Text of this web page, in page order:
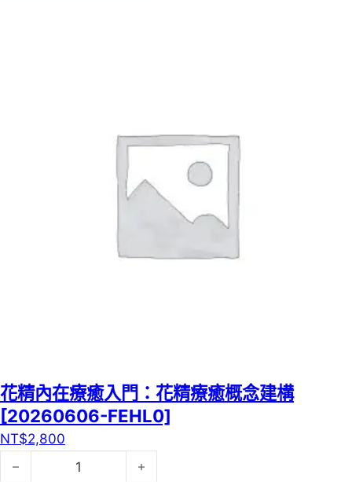
花精內在療癒入門：花精療癒概念建構
[20260606-FEHL0]
NT$2,800
花精內在療癒入門：花精療癒概念建構[20260606-